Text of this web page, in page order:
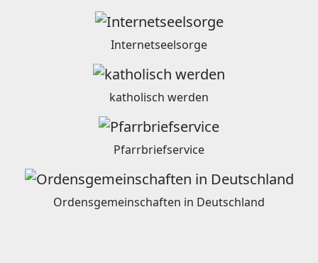
Internetseelsorge
katholisch werden
Pfarrbriefservice
Ordensgemeinschaften in Deutschland